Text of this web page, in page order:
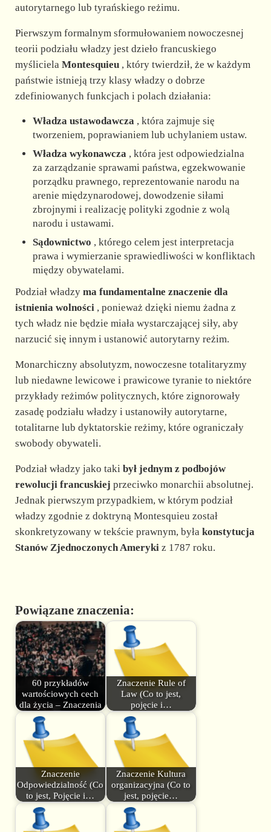
autorytarnego lub tyrańskiego reżimu.
Pierwszym formalnym sformułowaniem nowoczesnej
teorii podziału władzy jest dzieło francuskiego
myśliciela Montesquieu, który twierdził, że w każdym
państwie istnieją trzy klasy władzy o dobrze
zdefiniowanych funkcjach i polach działania:
Władza ustawodawcza , która zajmuje się
tworzeniem, poprawianiem lub uchylaniem ustaw.
Władza wykonawcza , która jest odpowiedzialna
za zarządzanie sprawami państwa, egzekwowanie
porządku prawnego, reprezentowanie narodu na
arenie międzynarodowej, dowodzenie siłami
zbrojnymi i realizację polityki zgodnie z wolą
narodu i ustawami.
Sądownictwo , którego celem jest interpretacja
prawa i wymierzanie sprawiedliwości w konfliktach
między obywatelami.
Podział władzy ma fundamentalne znaczenie dla
istnienia wolności, ponieważ dzięki niemu żadna z
tych władz nie będzie miała wystarczającej siły, aby
narzucić się innym i ustanowić autorytarny reżim.
Monarchiczny absolutyzm, nowoczesne totalitaryzmy
lub niedawne lewicowe i prawicowe tyranie to niektóre
przykłady reżimów politycznych, które zignorowały
zasadę podziału władzy i ustanowiły autorytarne,
totalitarne lub dyktatorskie reżimy, które ograniczały
swobody obywateli.
Podział władzy jako taki był jednym z podbojów
rewolucji francuskiej przeciwko monarchii absolutnej.
Jednak pierwszym przypadkiem, w którym podział
władzy zgodnie z doktryną Montesquieu został
skonkretyzowany w tekście prawnym, była konstytucja
Stanów Zjednoczonych Amerykiz 1787 roku.
Powiązane znaczenia:
60 przykładów
wartościowych cech
dla życia – Znaczenia
Znaczenie Rule of
Law (Co to jest,
pojęcie i…
Znaczenie
Odpowiedzialność (Co
to jest, Pojęcie i…
Znaczenie Kultura
organizacyjna (Co to
jest, pojęcie…